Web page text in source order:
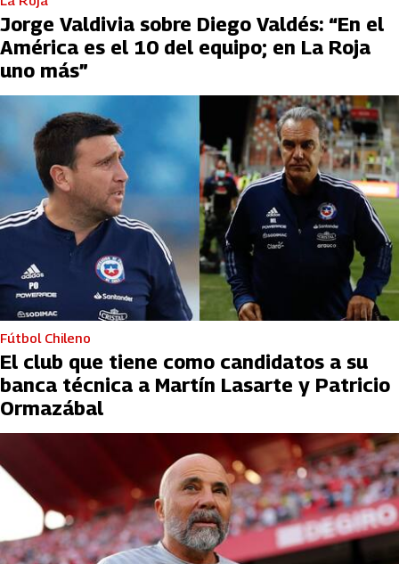
Jorge Valdivia sobre Diego Valdés: “En el
América es el 10 del equipo; en La Roja
uno más”
Fútbol Chileno
El club que tiene como candidatos a su
banca técnica a Martín Lasarte y Patricio
Ormazábal